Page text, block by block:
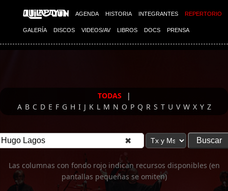
AGENDA HISTORIA INTEGRANTES REPERTORIO
GALERÍA DISCOS VIDEOS/AV LIBROS DOCS PRENSA
Imagen 01
TODAS
|
A B C D E F G H I J K L M N O P Q R S T U V W X Y Z
✖
Las columnas con fondo rojo indican recursos disponibles (en
pantallas pequeñas se omiten)